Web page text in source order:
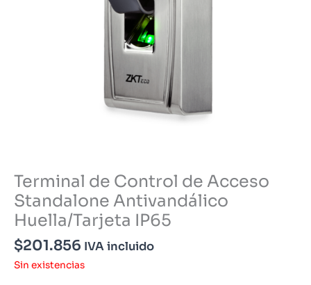
Terminal de Control de Acceso
Standalone Antivandálico
Huella/Tarjeta IP65
$201.856 IVA incluido
Sin existencias